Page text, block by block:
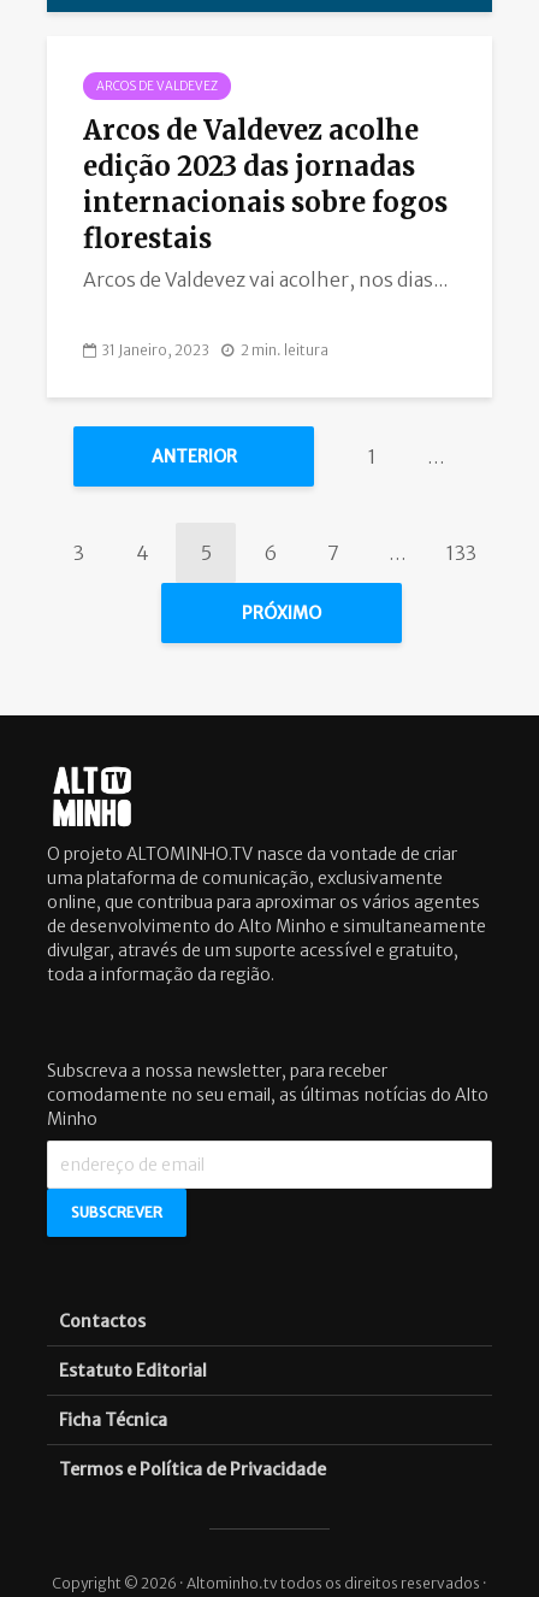
ARCOS DE VALDEVEZ
Arcos de Valdevez acolhe
edição 2023 das jornadas
internacionais sobre fogos
florestais
Arcos de Valdevez vai acolher, nos dias...
31 Janeiro, 2023 2 min. leitura
ANTERIOR 1 …
3 4 5 6 7 … 133
PRÓXIMO
O projeto ALTOMINHO.TV nasce da vontade de criar
uma plataforma de comunicação, exclusivamente
online, que contribua para aproximar os vários agentes
de desenvolvimento do Alto Minho e simultaneamente
divulgar, através de um suporte acessível e gratuito,
toda a informação da região.
Subscreva a nossa newsletter, para receber
comodamente no seu email, as últimas notícias do Alto
Minho
Contactos
Estatuto Editorial
Ficha Técnica
Termos e Política de Privacidade
Copyright © 2026 · Altominho.tv todos os direitos reservados ·